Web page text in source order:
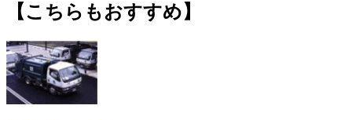
【こちらもおすすめ】